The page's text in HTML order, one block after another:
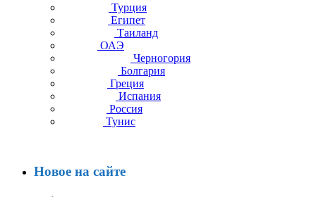
Турция
Египет
Таиланд
ОАЭ
Черногория
Болгария
Греция
Испания
Россия
Тунис
Новое на сайте